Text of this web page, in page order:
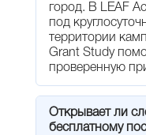
город. В LEAF
под
территории
Grant Study
проверенную
Открывает ли
бесплатному